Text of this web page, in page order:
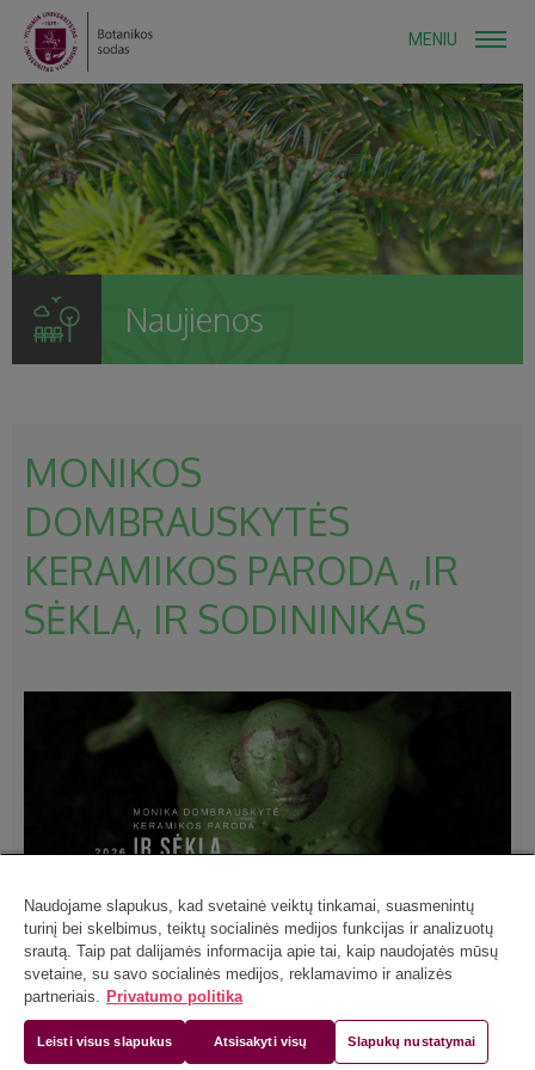
MENIU
Naujienos
MONIKOS
DOMBRAUSKYTĖS
KERAMIKOS PARODA „IR
SĖKLA, IR SODININKAS
Monika Dombrauskytė: „Šia paroda kviečiu apmąstyti dvigubą
žmogaus vaidmenį savo paties gyvenime. Kiekvienas esame
sodas, kuriame dygsta, bujoja ir nyksta (o tuomet vėl ima augti)
Naudojame slapukus, kad svetainė veiktų tinkamai, suasmenintų
turinį bei skelbimus, teiktų socialinės medijos funkcijas ir analizuotų
srautą. Taip pat dalijamės informacija apie tai, kaip naudojatės mūsų
svetaine, su savo socialinės medijos, reklamavimo ir analizės
partneriais. Privatumo politika
Leisti visus slapukus Atsisakyti visų Slapukų nustatymai